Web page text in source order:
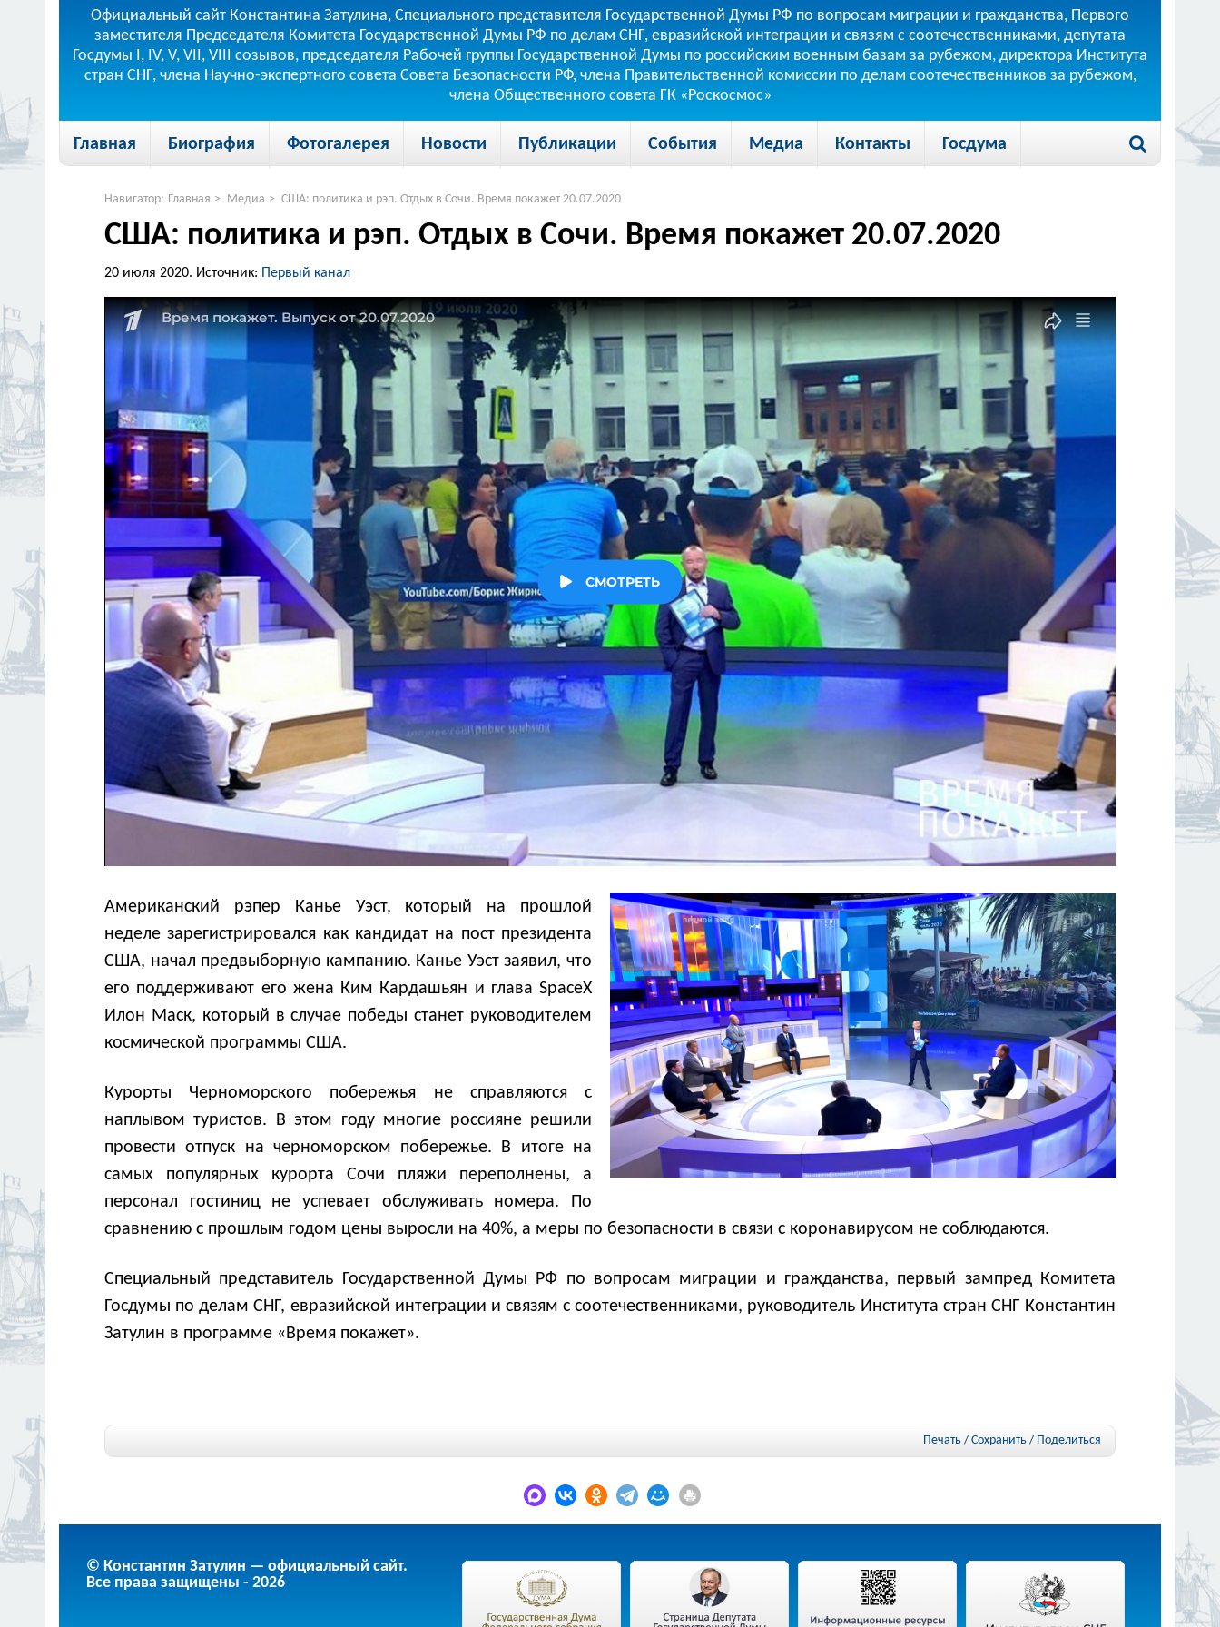
Официальный сайт Константина Затулина, Специального представителя Государственной Думы РФ по вопросам миграции и гражданства, Первого
заместителя Председателя Комитета Государственной Думы РФ по делам СНГ, евразийской интеграции и связям с соотечественниками, депутата
Госдумы I, IV, V, VII, VIII созывов, председателя Рабочей группы Государственной Думы по российским военным базам за рубежом, директора Института
стран СНГ, члена Научно-экспертного совета Совета Безопасности РФ, члена Правительственной комиссии по делам соотечественников за рубежом,
члена Общественного совета ГК «Роскосмос»
Главная Биография Фотогалерея Новости Публикации События Медиа Контакты Госдума
Навигатор: Главная > Медиа > США: политика и рэп. Отдых в Сочи. Время покажет 20.07.2020
США: политика и рэп. Отдых в Сочи. Время покажет 20.07.2020
20 июля 2020. Источник: Первый канал
Американский рэпер Канье Уэст, который на прошлой
неделе зарегистрировался как кандидат на пост президента
США, начал предвыборную кампанию. Канье Уэст заявил, что
его поддерживают его жена Ким Кардашьян и глава SpaceX
Илон Маск, который в случае победы станет руководителем
космической программы США.
Курорты Черноморского побережья не справляются с
наплывом туристов. В этом году многие россияне решили
провести отпуск на черноморском побережье. В итоге на
самых популярных курорта Сочи пляжи переполнены, а
персонал гостиниц не успевает обслуживать номера. По
сравнению с прошлым годом цены выросли на 40%, а меры по безопасности в связи с коронавирусом не соблюдаются.
Специальный представитель Государственной Думы РФ по вопросам миграции и гражданства, первый зампред Комитета
Госдумы по делам СНГ, евразийской интеграции и связям с соотечественниками, руководитель Института стран СНГ Константин
Затулин в программе «Время покажет».
Печать / Сохранить / Поделиться
© Константин Затулин — официальный сайт.
Все права защищены - 2026